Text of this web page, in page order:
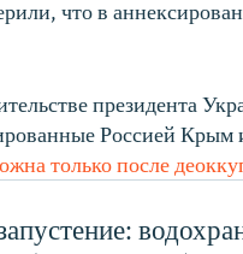
1080p
что в
президента
Россией Крым
только после